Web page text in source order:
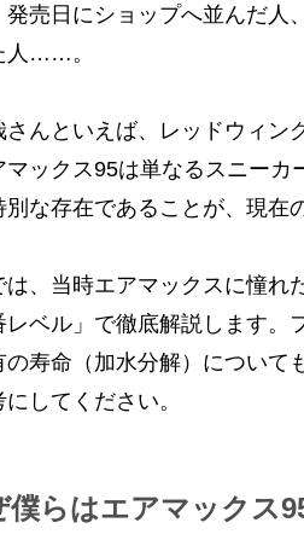
発売日にショップへ並んだ人
人……。
さんといえば、レッドウィン
マックス95は単なるスニーカ
別な存在であることが、現在
は、当時エアマックスに憧れ
レベル」で徹底解説します。
の寿命（加水分解）について
してください。
僕らはエアマックス